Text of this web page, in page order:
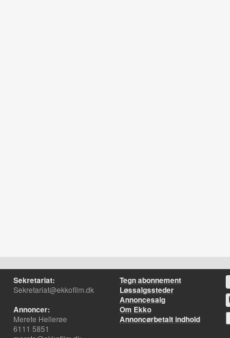
Sekretariat:
Sekretariat@ekkofilm.dk
Annoncer:
Merete Hellerøe
6111 5851
Tegn abonnement
Løssalgssteder
Annoncesalg
Om Ekko
Annoncørbetalt indhold